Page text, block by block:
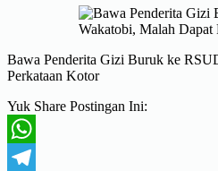
Bawa Penderita Gizi Buruk ke
Perkataan Kotor
Yuk Share Postingan Ini:
WhatsApp